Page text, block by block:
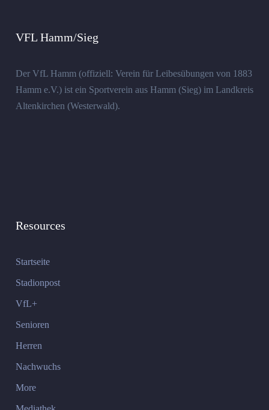
VFL Hamm/Sieg
Der VfL Hamm (offiziell: Verein für Leibesübungen von 1883
Hamm e.V.) ist ein Sportverein aus Hamm (Sieg) im Landkreis
Altenkirchen (Westerwald).
Resources
Startseite
Stadionpost
VfL+
Senioren
Herren
Nachwuchs
More